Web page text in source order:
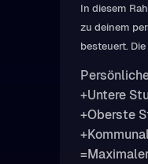
In diesem
zu deinem
besteuert.
+Untere
+Oberste
+
=